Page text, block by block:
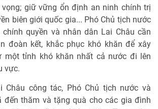
giữ vững ổn định an ninh chính trị
biên giới quốc gia... Phó Chủ tịch nước
quyền và nhân dân Lai Châu cần
đoàn kết, khắc phục khó khăn để xây
một tỉnh khó khăn nhất cả nước đi lên
vực.
Châu công tác, Phó Chủ tịch nước và
đến thăm và tặng quà cho các gia đình